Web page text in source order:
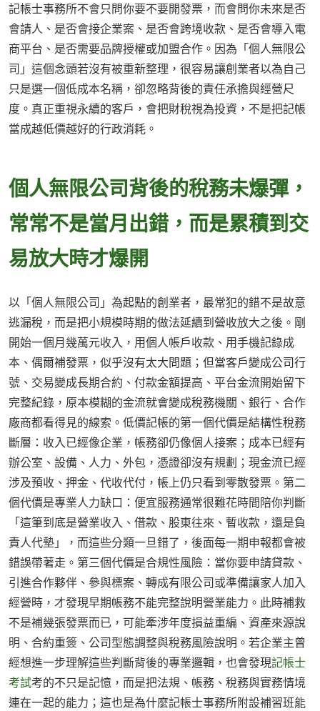
記帳士事務所不會只問你要不要開發票，而會問你未來是否
會請人、是否會接企業案、是否會跨境收款、是否會導入電
商平台、是否需要品牌授權或加盟合作。因為「個人無限公
司」這個念頭若沒有被重新整理，很容易讓創業者以為自己
只是選一個低成本名稱，卻忽略背後的責任承擔與經營尺
度。真正重視永續的客戶，會把財稅視為投資，不是把記帳
當成越低價越好的行政消耗。
個人無限公司背後的稅務未爆彈，
常常不是當月出錯，而是累積到交
易放大時才爆開
以「個人無限公司」為起點的創業者，最常犯的錯不是故意
逃漏稅，而是把小規模時期的做法延續到營收放大之後。剛
開始一個月幾萬元收入，用個人帳戶收款、用手機記錄成
本、偶爾補發票，似乎沒有太大問題；但當客戶變成公司行
號、交易變成長期合約、付款金額提高、平台金流開始留下
完整紀錄，原本模糊的金流就會變成稅務機關、銀行、合作
廠商都看得見的線索。低價記帳的第一個代價是結構性稅務
斷層：收入已經像企業，帳務卻仍像個人接案；成本已經有
辦公室、設備、人力、外包，憑證卻沒有規劃；現金流已經
涉及預收、押金、代收代付，帳上仍只看到零散發票。第二
個代價是專業人力缺口：便宜服務通常很難花時間陪你判斷
「這筆到底是營業收入、借款、股東往來、暫收款，還是負
責人代墊」，而這些分類一旦錯了，後面每一期申報都會被
錯誤帶著走。第三個代價是合規性風險：當你要申請貸款、
引進合作夥伴、參與標案、轉成有限公司或準備讓家人加入
經營時，才發現早期帳務不能完整說明營業能力。此時補救
不是補幾張發票而已，可能牽涉年度損益重編、資產來源說
明、合約重簽、公司型態調整與稅務風險說明。若企業主曾
經想進一步理解這些判斷背後的專業邏輯，也會發現記帳士
考試考的不只是記憶，而是把法規、帳務、稅務與實務情境
連在一起的能力；這也是為什麼記帳士事務所附設補習班能